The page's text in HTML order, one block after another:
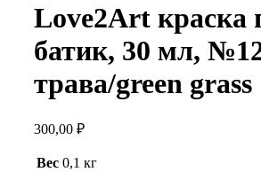
Love2Art краска
батик, 30 мл,
трава/green grass
300,00 ₽
Вес 0,1 кг